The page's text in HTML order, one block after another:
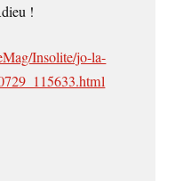
!
Insolite/jo-la-